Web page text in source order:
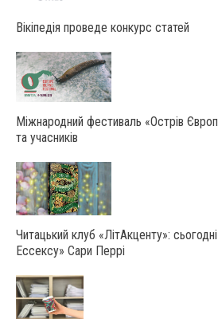
Вікіпедія проведе конкурс статей
Міжнародний фестиваль «Острів
та учасників
Читацький клуб «ЛітАкценту»:
Ессексу» Сари Перрі